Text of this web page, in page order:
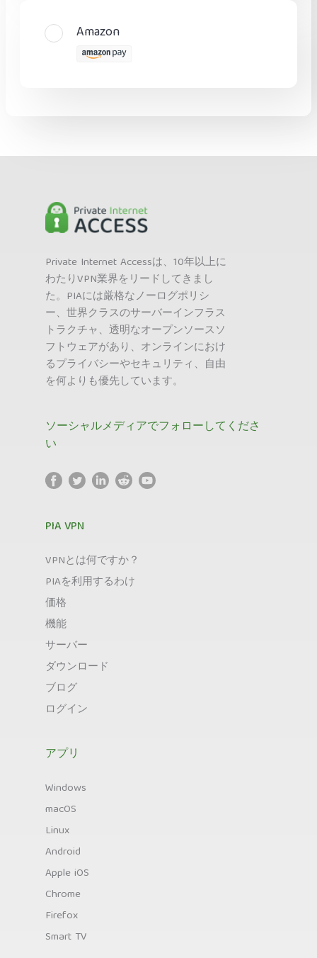
Amazon
Private Internet Accessは、10年以上に
わたりVPN業界をリードしてきまし
た。PIAには厳格なノーログポリシ
ー、世界クラスのサーバーインフラス
トラクチャ、透明なオープンソースソ
フトウェアがあり、オンラインにおけ
るプライバシーやセキュリティ、自由
を何よりも優先しています。
ソーシャルメディアでフォローしてくださ
い
PIA VPN
VPNとは何ですか？
PIAを利用するわけ
価格
機能
サーバー
ダウンロード
ブログ
ログイン
アプリ
Windows
macOS
Linux
Android
Apple iOS
Chrome
Firefox
Smart TV